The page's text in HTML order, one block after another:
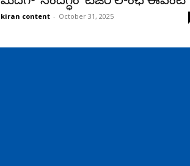
kiran content - October 31, 2025